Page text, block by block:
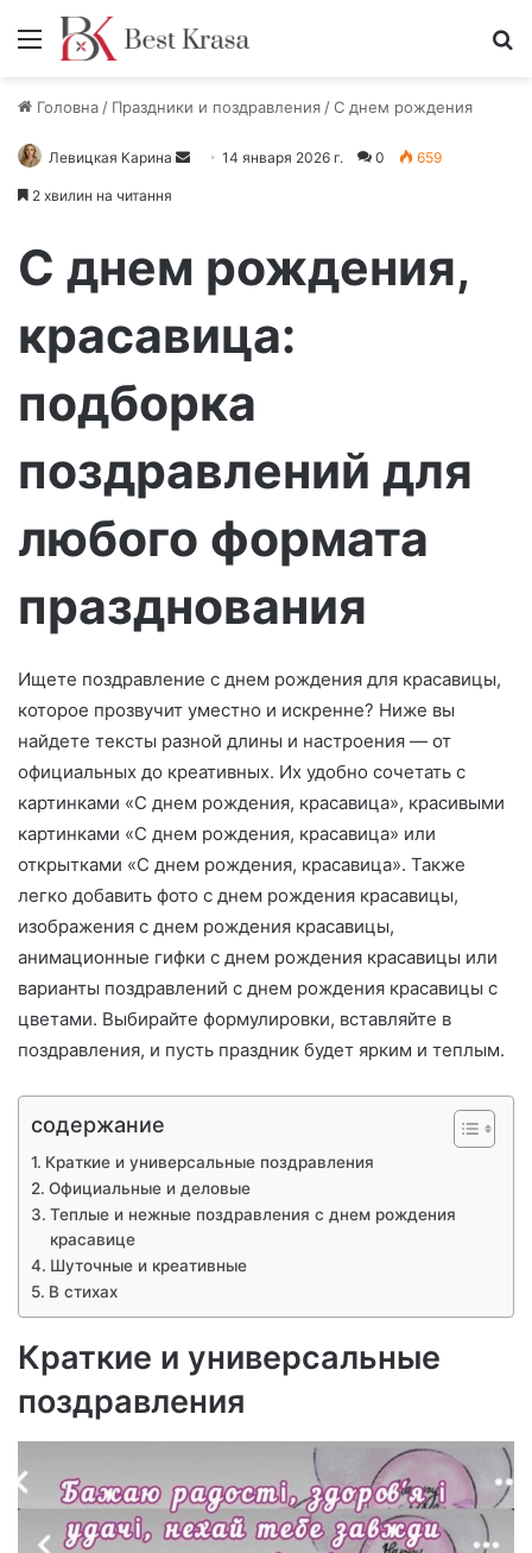
Меню
Головна / Праздники и поздравления /С днем рождения
Левицкая Карина
и
т
п
с
м
о
14 января 2026 г. 0 659
2 хвилин на читання
С днем рождения,
красавица:
подборка
поздравлений для
любого формата
празднования
Ищете поздравление с днем рождения для красавицы,
которое прозвучит уместно и искренне? Ниже вы
найдете тексты разной длины и настроения — от
официальных до креативных. Их удобно сочетать с
картинками «С днем рождения, красавица», красивыми
картинками «С днем рождения, красавица» или
открытками «С днем рождения, красавица». Также
легко добавить фото с днем рождения красавицы,
изображения с днем рождения красавицы,
анимационные гифки с днем рождения красавицы или
варианты поздравлений с днем рождения красавицы с
цветами. Выбирайте формулировки, вставляйте в
поздравления, и пусть праздник будет ярким и теплым.
содержание
Краткие и универсальные поздравления
Официальные и деловые
Теплые и нежные поздравления с днем рождения
красавице
Шуточные и креативные
В стихах
Краткие и универсальные
поздравления